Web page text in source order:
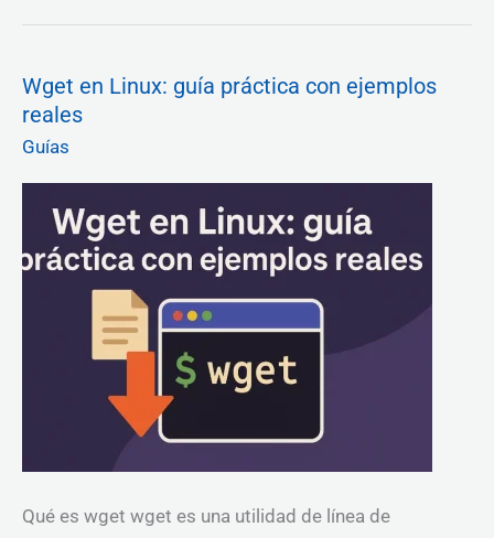
Wget en Linux: guía práctica con ejemplos
reales
Guías
Qué es wget wget es una utilidad de línea de
Wget
en
Linux:
práctica
reales